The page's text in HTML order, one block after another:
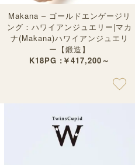
Makana – ゴールドエンゲージリ
ング：ハワイアンジュエリー|マカ
ナ(Makana)ハワイアンジュエリ
ー【鍛造】
K18PG :￥417,200～